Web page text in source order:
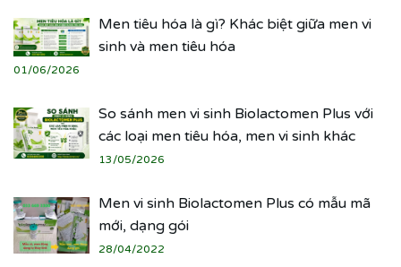
Men tiêu hóa là gì? Khác biệt giữa men vi
sinh và men tiêu hóa
01/06/2026
So sánh men vi sinh Biolactomen Plus với
các loại men tiêu hóa, men vi sinh khác
13/05/2026
Men vi sinh Biolactomen Plus có mẫu mã
mới, dạng gói
28/04/2022